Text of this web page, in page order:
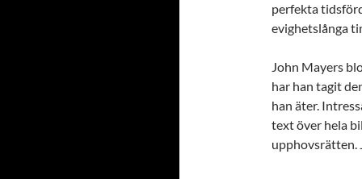
perfekta
evighetslånga
John Mayers
har han tagit
han äter.
text över hela
upphovsrätten.